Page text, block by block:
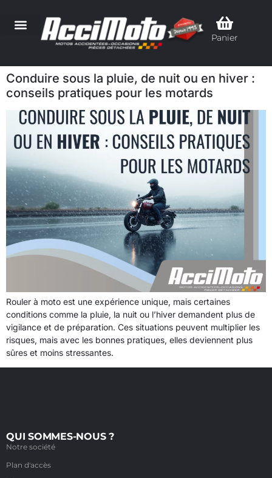
Panier
Conduire sous la pluie, de nuit ou en hiver :
conseils pratiques pour les motards
Rouler à moto est une expérience unique, mais certaines
conditions comme la pluie, la nuit ou l’hiver demandent plus de
vigilance et de préparation. Ces situations peuvent multiplier les
risques, mais avec les bonnes pratiques, elles deviennent plus
sûres et moins stressantes.
QUI SOMMES-NOUS ?
Notre société
Plan d'accès